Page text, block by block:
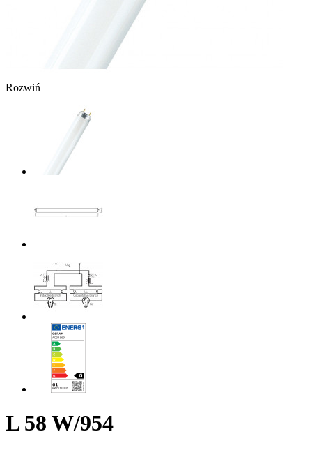
Rozwiń
L 58 W/954